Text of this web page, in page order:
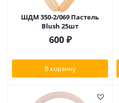
ШДМ 350-2/069 Пастель
Blush 25шт
600₽
В корзину